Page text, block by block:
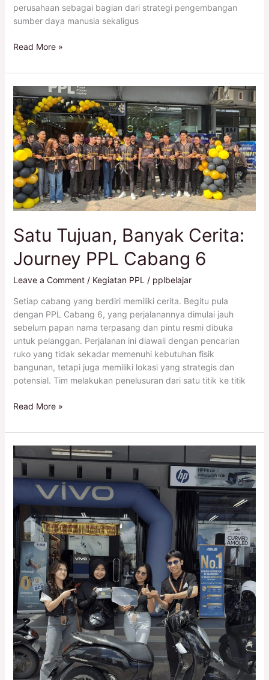
perusahaan sebagai bagian dari strategi pengembangan
sumber daya manusia sekaligus
Read More »
Satu Tujuan, Banyak Cerita:
Journey PPL Cabang 6
Leave a Comment / Kegiatan PPL / pplbelajar
Setiap cabang yang berdiri memiliki cerita. Begitu pula
dengan PPL Cabang 6, yang perjalanannya dimulai jauh
sebelum papan nama terpasang dan pintu resmi dibuka
untuk pelanggan. Perjalanan ini diawali dengan pencarian
ruko yang tidak sekadar memenuhi kebutuhan fisik
bangunan, tetapi juga memiliki lokasi yang strategis dan
potensial. Tim melakukan penelusuran dari satu titik ke titik
Satu
Tujuan,
Banyak
Cerita:
Journey
PPL
Cabang
6
Read More »
Koperasi
Karyawan,
Pilar
Kesejahteraan
dan
Kebersamaan
Lingkungan
Kerja